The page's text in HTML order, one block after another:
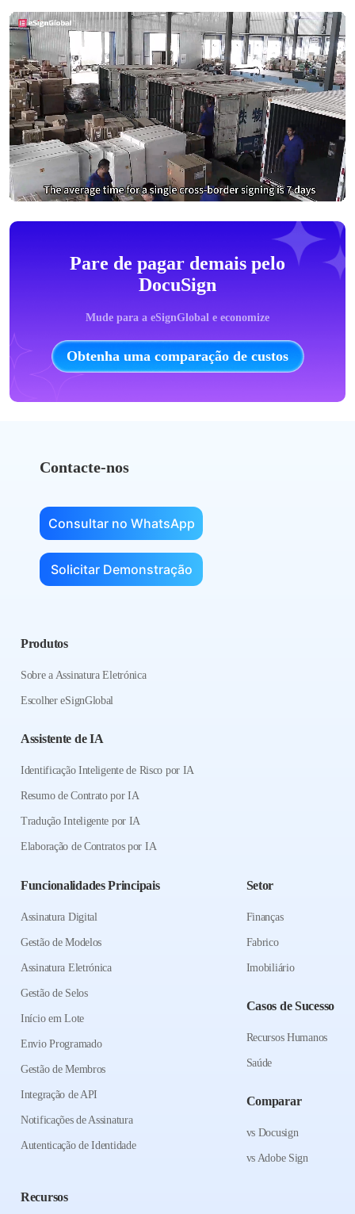
Pare de pagar demais pelo
DocuSign
Mude para a eSignGlobal e economize
Obtenha uma comparação de custos
Contacte-nos
Consultar no WhatsApp
Solicitar Demonstração
Produtos
Sobre a Assinatura Eletrónica
Escolher eSignGlobal
Assistente de IA
Identificação Inteligente de Risco por IA
Resumo de Contrato por IA
Tradução Inteligente por IA
Elaboração de Contratos por IA
Funcionalidades Principais
Assinatura Digital
Gestão de Modelos
Assinatura Eletrónica
Gestão de Selos
Início em Lote
Envio Programado
Gestão de Membros
Integração de API
Notificações de Assinatura
Autenticação de Identidade
Setor
Finanças
Fabrico
Imobiliário
Casos de Sucesso
Recursos Humanos
Saúde
Comparar
vs Docusign
vs Adobe Sign
Recursos